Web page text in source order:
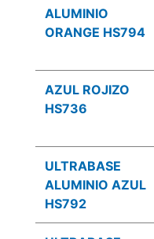
ALUMINIO
ORANGE HS794
AZUL ROJIZO
HS736
ULTRABASE
ALUMINIO AZUL
HS792